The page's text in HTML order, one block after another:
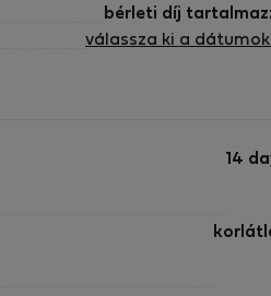
bérleti díj
válassza ki a
14